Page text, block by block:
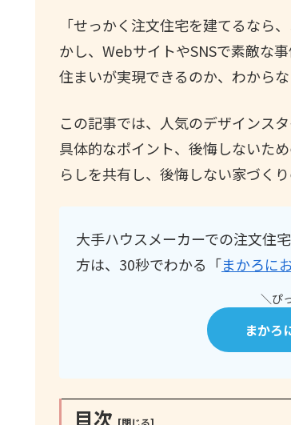
「せっかく注文住宅を建てるなら
かし、WebサイトやSNSで素敵な
住まいが実現できるのか、わから
この記事では、人気のデザインス
具体的なポイント、後悔しないた
らしを共有し、後悔しない家づく
大手ハウスメーカーでの注文住
方は、30秒でわかる「まかろに
＼ぴ
まか
目次